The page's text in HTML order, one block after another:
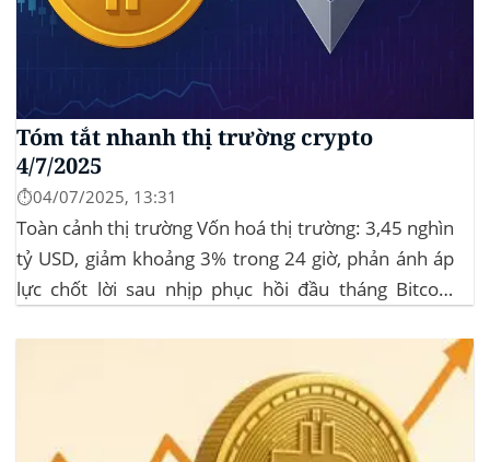
Tóm tắt nhanh thị trường crypto
4/7/2025
⏱️04/07/2025, 13:31
Toàn cảnh thị trường Vốn hoá thị trường: 3,45 nghìn
tỷ USD, giảm khoảng 3% trong 24 giờ, phản ánh áp
lực chốt lời sau nhịp phục hồi đầu tháng‍ Bitcoin